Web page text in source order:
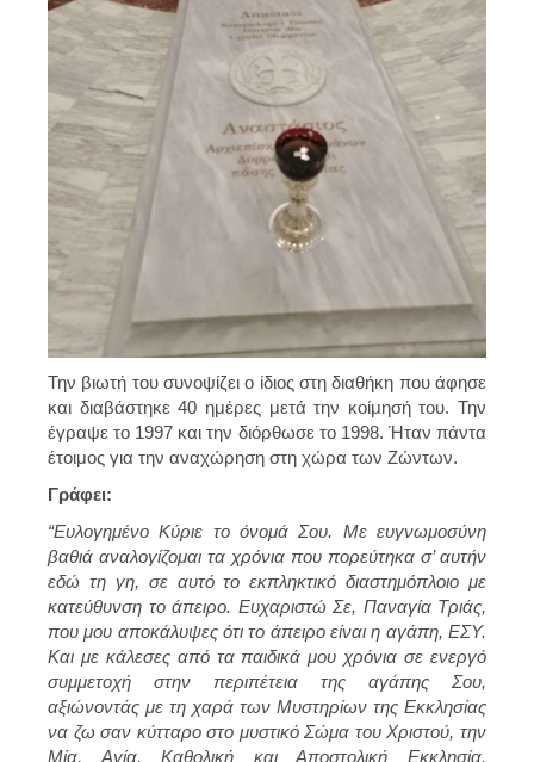
Την βιωτή του συνοψίζει ο ίδιος στη διαθήκη που άφησε
και διαβάστηκε 40 ημέρες μετά την κοίμησή του. Την
έγραψε το 1997 και την διόρθωσε το 1998. Ήταν πάντα
έτοιμος για την αναχώρηση στη χώρα των Ζώντων.
Γράφει:
“Ευλογημένο Κύριε το όνομά Σου. Με ευγνωμοσύνη
βαθιά αναλογίζομαι τα χρόνια που πορεύτηκα σ’ αυτήν
εδώ τη γη, σε αυτό το εκπληκτικό διαστημόπλοιο με
κατεύθυνση το άπειρο. Ευχαριστώ Σε, Παναγία Τριάς,
που μου αποκάλυψες ότι το άπειρο είναι η αγάπη, ΕΣΥ.
Και με κάλεσες από τα παιδικά μου χρόνια σε ενεργό
συμμετοχή στην περιπέτεια της αγάπης Σου,
αξιώνοντάς με τη χαρά των Μυστηρίων της Εκκλησίας
να ζω σαν κύτταρο στο μυστικό Σώμα του Χριστού, την
Μία, Αγία, Καθολική και Αποστολική Εκκλησία.